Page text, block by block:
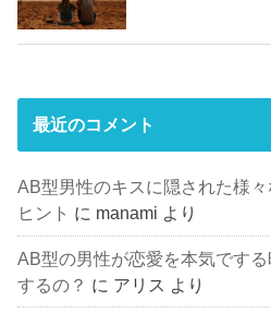
最近のコメント
AB型男性のキスに隠された様
ヒント に manami より
AB型の男性が恋愛を本気です
するの？ に アリス より